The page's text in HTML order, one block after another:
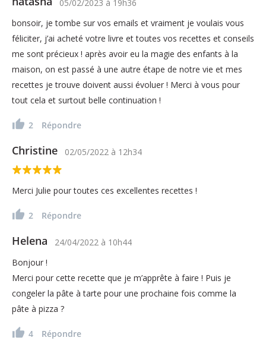
05/02/2023 à 19h36
bonsoir, je tombe sur vos emails et vraiment je voulais vous
féliciter, j’ai acheté votre livre et toutes vos recettes et conseils
me sont précieux ! après avoir eu la magie des enfants à la
maison, on est passé à une autre étape de notre vie et mes
recettes je trouve doivent aussi évoluer ! Merci à vous pour
tout cela et surtout belle continuation !
2 Répondre
Christine 02/05/2022 à 12h34
Merci Julie pour toutes ces excellentes recettes !
2 Répondre
Helena 24/04/2022 à 10h44
Bonjour !
Merci pour cette recette que je m’apprête à faire ! Puis je
congeler la pâte à tarte pour une prochaine fois comme la
pâte à pizza ?
4 Répondre